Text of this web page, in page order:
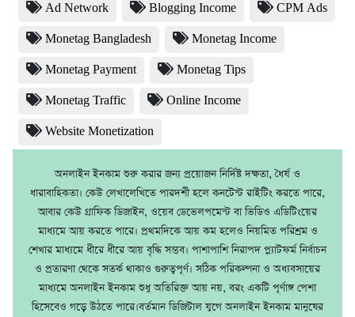
Ad Network Blogging Income CPM Ads
Monetag Bangladesh Monetag Income
Monetag Payment Monetag Tips
Monetag Traffic Online Income
Website Monetization
অনলাইন ইনকাম শুরু করার জন্য প্রয়োজন নির্দিষ্ট দক্ষতা, ধৈর্য ও
ধারাবাহিকতা। কেউ লেখালেখিতে পারদর্শী হলে কনটেন্ট রাইটিং করতে পারে,
আবার কেউ গ্রাফিক ডিজাইন, ওয়েব ডেভেলপমেন্ট বা ভিডিও এডিটিংয়ের
মাধ্যমে আয় করতে পারে। প্রথমদিকে আয় কম হলেও নিয়মিত পরিশ্রম ও
শেখার মাধ্যমে ধীরে ধীরে আয় বৃদ্ধি সম্ভব। পাশাপাশি নিরাপদ প্ল্যাটফর্ম নির্বাচন
ও প্রতারণা থেকে সতর্ক থাকাও গুরুত্বপূর্ণ। সঠিক পরিকল্পনা ও অধ্যবসায়ের
মাধ্যমে অনলাইন ইনকাম শুধু অতিরিক্ত আয় নয়, বরং একটি পূর্ণাঙ্গ পেশা
হিসেবেও গড়ে উঠতে পারে।বর্তমান ডিজিটাল যুগে অনলাইন ইনকাম মানুষের